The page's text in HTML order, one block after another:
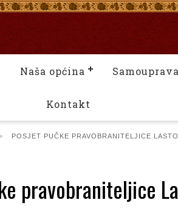
Naša općina Samouprava
Kontakt
POSJET PUČKE PRAVOBRANITELJICE
pravobraniteljice